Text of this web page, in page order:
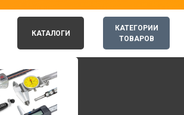
КАТЕГОРИИ
ТОВАРОВ
КАТАЛОГИ